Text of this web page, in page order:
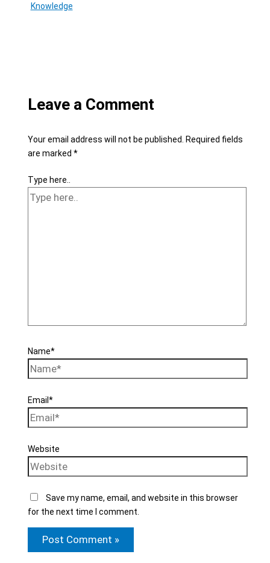
Knowledge
Leave a Comment
Your email address will not be published. Required fields
are marked *
Type here..
Name*
Email*
Website
Save my name, email, and website in this browser
for the next time I comment.